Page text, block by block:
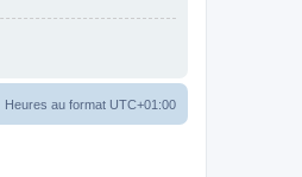
Heures au format UTC+01:00